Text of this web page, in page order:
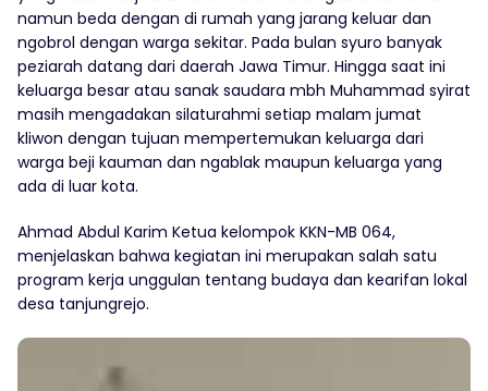
namun beda dengan di rumah yang jarang keluar dan
ngobrol dengan warga sekitar. Pada bulan syuro banyak
peziarah datang dari daerah Jawa Timur. Hingga saat ini
keluarga besar atau sanak saudara mbh Muhammad syirat
masih mengadakan silaturahmi setiap malam jumat
kliwon dengan tujuan mempertemukan keluarga dari
warga beji kauman dan ngablak maupun keluarga yang
ada di luar kota.
Ahmad Abdul Karim Ketua kelompok KKN-MB 064,
menjelaskan bahwa kegiatan ini merupakan salah satu
program kerja unggulan tentang budaya dan kearifan lokal
desa tanjungrejo.